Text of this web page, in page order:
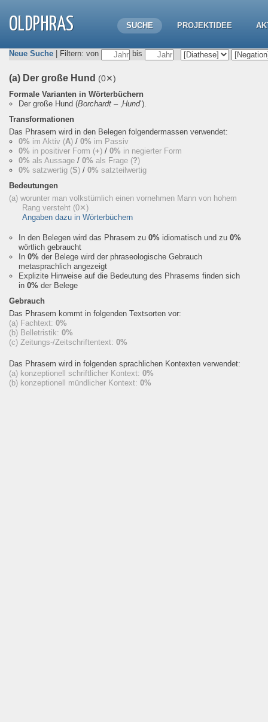
OLDPHRAS SUCHE PROJEKTIDEE
Neue Suche | Filtern: von bis
(a) Der große Hund (0✕)
Formale Varianten in Wörterbüchern
Der große Hund (Borchardt – ‚Hund‘).
Transformationen
Das Phrasem wird in den Belegen folgendermassen verwendet:
0% im Aktiv (A) / 0% im Passiv
0% in positiver Form (+) / 0% in negierter Form
0% als Aussage / 0% als Frage (?)
0% satzwertig (S) / 0% satzteilwertig
Bedeutungen
(a) worunter man volkstümlich einen vornehmen Mann von hohem
Rang versteht (0✕)
Angaben dazu in Wörterbüchern
In den Belegen wird das Phrasem zu 0% idiomatisch und zu 0%
wörtlich gebraucht
In 0% der Belege wird der phraseologische Gebrauch
metasprachlich angezeigt
Explizite Hinweise auf die Bedeutung des Phrasems finden sich
in 0% der Belege
Gebrauch
Das Phrasem kommt in folgenden Textsorten vor:
(a) Fachtext: 0%
(b) Belletristik: 0%
(c) Zeitungs-/Zeitschriftentext: 0%
Das Phrasem wird in folgenden sprachlichen Kontexten verwendet:
(a) konzeptionell schriftlicher Kontext: 0%
(b) konzeptionell mündlicher Kontext: 0%